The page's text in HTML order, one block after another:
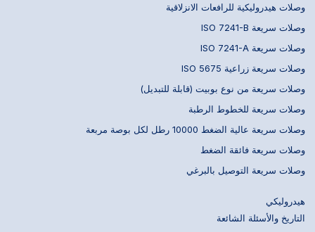
وصلات هيدروليكية للرافعات الانزلاقية
وصلات سريعة ISO 7241-B
وصلات سريعة ISO 7241-A
وصلات سريعة زراعية ISO 5675
وصلات سريعة من نوع بوبيت (قابلة للتبديل)
وصلات سريعة للخطوط الرطبة
وصلات سريعة عالية الضغط 10000 رطل لكل بوصة مربعة
وصلات سريعة فائقة الضغط
وصلات سريعة التوصيل بالبرغي
هيدروليكي
التاريخ والأسئلة الشائعة